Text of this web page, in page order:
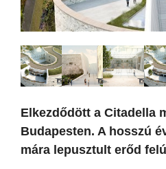
Elkezdődött a Citadella
Budapesten. A hosszú
mára lepusztult erőd